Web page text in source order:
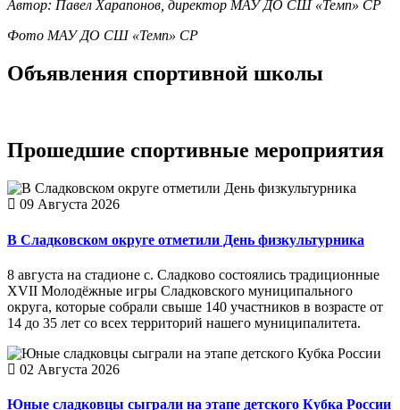
Автор: Павел Харапонов, директор МАУ ДО СШ «Темп» СР
Фото МАУ ДО СШ «Темп» СР
Объявления спортивной школы
Прошедшие спортивные мероприятия
09 Августа 2026
В Сладковском округе отметили День физкультурника
8 августа на стадионе с. Сладково состоялись традиционные
XVII Молодёжные игры Сладковского муниципального
округа, которые собрали свыше 140 участников в возрасте от
14 до 35 лет со всех территорий нашего муниципалитета.
02 Августа 2026
Юные сладковцы сыграли на этапе детского Кубка России